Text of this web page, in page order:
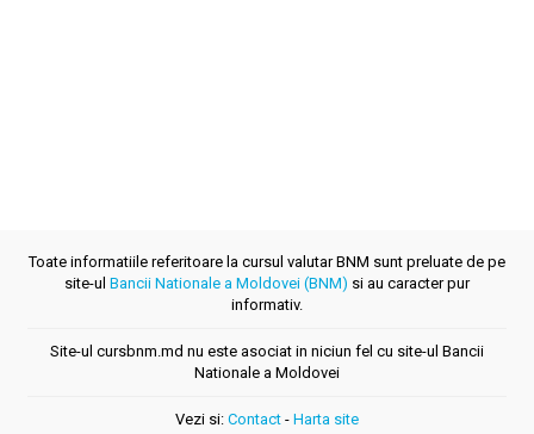
Toate informatiile referitoare la cursul valutar BNM sunt preluate de pe
site-ul Bancii Nationale a Moldovei (BNM) si au caracter pur
informativ.
Site-ul cursbnm.md nu este asociat in niciun fel cu site-ul Bancii
Nationale a Moldovei
Vezi si: Contact - Harta site